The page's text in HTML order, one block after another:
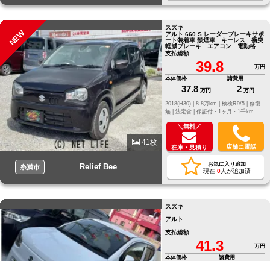
NEW
41枚
糸満市 Relief Bee
スズキ
アルト 660 S レーダーブレーキサポ
ート装着車 禁煙車 キーレス 衝突
軽減ブレーキ エアコン 電動格納
ミラー アイドリングストップ 横
滑り防止装置
支払総額
39.8
万円
本体価格
37.8 万円
諸費用
2 万円
修復
無 | 法定含 | 保証付・1ヶ月・1千km
＼無料／
在庫・見積り 店舗に電話
お気に入り追加
現在 0人が追加済
スズキ
アルト
支払総額
41.3
万円
本体価格
諸費用